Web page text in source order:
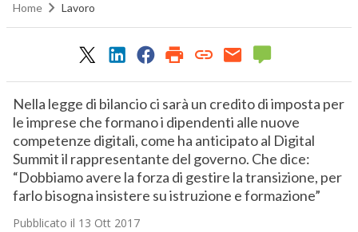
Home Lavoro
Nella legge di bilancio ci sarà un credito di imposta per
le imprese che formano i dipendenti alle nuove
competenze digitali, come ha anticipato al Digital
Summit il rappresentante del governo. Che dice:
“Dobbiamo avere la forza di gestire la transizione, per
farlo bisogna insistere su istruzione e formazione”
Pubblicato il 13 Ott 2017